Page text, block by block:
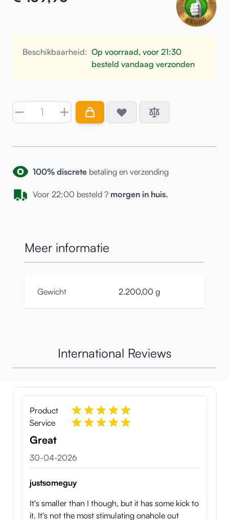
Beschikbaarheid: Op voorraad, voor 21:30
besteld vandaag verzonden
100% discrete betaling en verzending
Voor 22:00 besteld ? morgen in huis.
Meer informatie
Gewicht 2.200,00 g
International Reviews
Product
Service
Great
30 april 2026
30-04-2026
justsomeguy
It's smaller than I though, but it has some kick to
it. It's not the most stimulating onahole out